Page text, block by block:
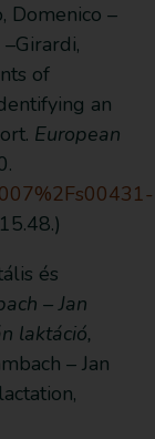
Domenico –
of
an
European
és
– Jan
laktáció,
– Jan